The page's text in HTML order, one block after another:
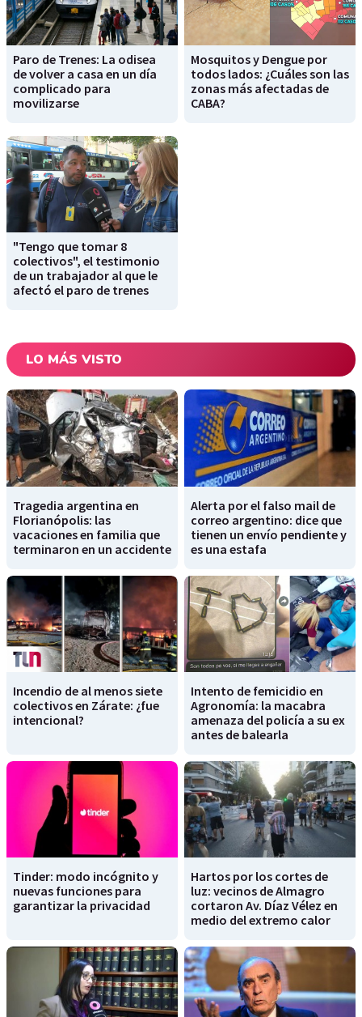
Paro de Trenes: La odisea
de volver a casa en un día
complicado para
movilizarse
Mosquitos y Dengue por
todos lados: ¿Cuáles son las
zonas más afectadas de
CABA?
"Tengo que tomar 8
colectivos", el testimonio
de un trabajador al que le
afectó el paro de trenes
LO MÁS VISTO
Tragedia argentina en
Florianópolis: las
vacaciones en familia que
terminaron en un accidente
Alerta por el falso mail de
correo argentino: dice que
tienen un envío pendiente y
es una estafa
Incendio de al menos siete
colectivos en Zárate: ¿fue
intencional?
Intento de femicidio en
Agronomía: la macabra
amenaza del policía a su ex
antes de balearla
Tinder: modo incógnito y
nuevas funciones para
garantizar la privacidad
Hartos por los cortes de
luz: vecinos de Almagro
cortaron Av. Díaz Vélez en
medio del extremo calor